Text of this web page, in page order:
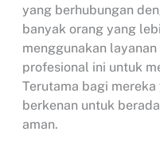
yang berhubungan
banyak orang yang
menggunakan
profesional ini untuk
Terutama bagi
berkenan untuk
aman.